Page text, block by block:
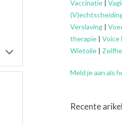
Vaccinatie |
Verslaving |
therapie | Voice
Wietolie |
Meld je aan als
Recente